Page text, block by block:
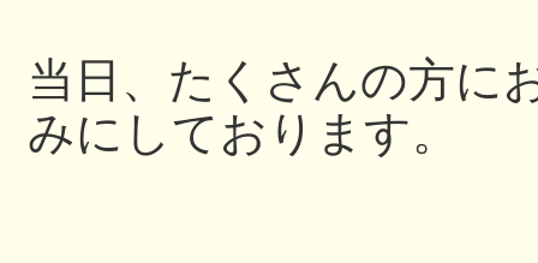
当日、たくさんの方に
みにしております。